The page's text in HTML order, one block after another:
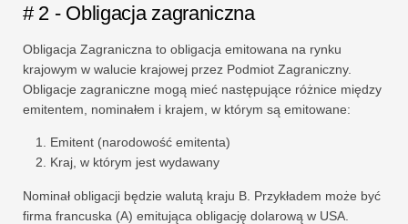
# 2 - Obligacja zagraniczna
Obligacja Zagraniczna to obligacja emitowana na rynku
krajowym w walucie krajowej przez Podmiot Zagraniczny.
Obligacje zagraniczne mogą mieć następujące różnice między
emitentem, nominałem i krajem, w którym są emitowane:
Emitent (narodowość emitenta)
Kraj, w którym jest wydawany
Nominał obligacji będzie walutą kraju B. Przykładem może być
firma francuska (A) emitująca obligację dolarową w USA.